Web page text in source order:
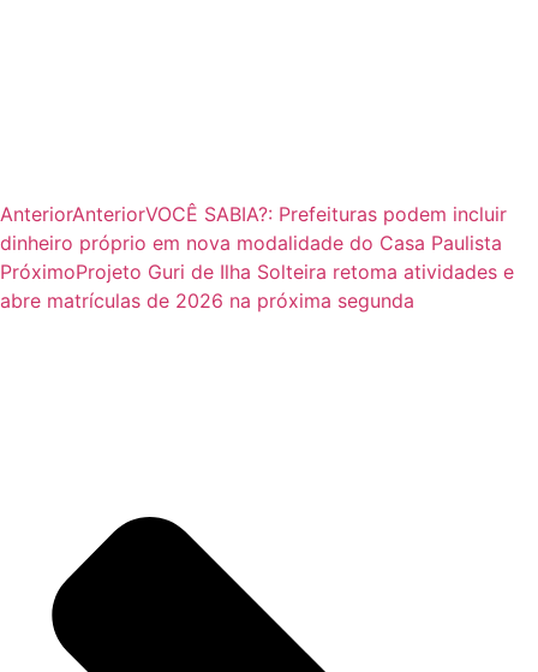
AnteriorAnteriorVOCÊ SABIA?: Prefeituras podem incluir
dinheiro próprio em nova modalidade do Casa Paulista
PróximoProjeto Guri de Ilha Solteira retoma atividades e
abre matrículas de 2026 na próxima segunda